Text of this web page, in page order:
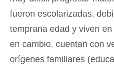
fueron escolarizadas,
temprana edad y viven
en cambio, cuentan con
orígenes familiares